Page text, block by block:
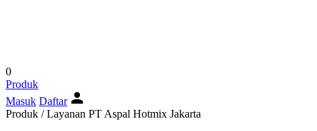
0
Produk
Masuk Daftar
Produk / Layanan PT Aspal Hotmix Jakarta